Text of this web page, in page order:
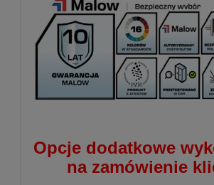
Opcje dodatkowe
na zamówienie